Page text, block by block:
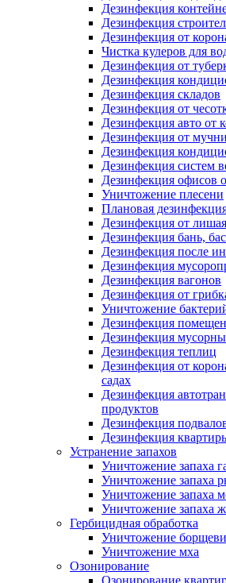
Дезинфекция
Дезинфекция
Дезинфекция от
Чистка кулеров для
Дезинфекция от
Дезинфекция
Дезинфекция складов
Дезинфекция от
Дезинфекция авто от
Дезинфекция от
Дезинфекция
Дезинфекция систем
Дезинфекция офисов
Уничтожение плесени
Плановая
Дезинфекция от лишая
Дезинфекция бань,
Дезинфекция после
Дезинфекция
Дезинфекция вагонов
Дезинфекция от
Уничтожение
Дезинфекция
Дезинфекция
Дезинфекция теплиц
Дезинфекция от
садах
Дезинфекция
продуктов
Дезинфекция
Дезинфекция
Устранение запахов
Уничтожение запаха
Уничтожение запаха
Уничтожение запаха
Уничтожение запаха
Гербицидная обработка
Уничтожение
Уничтожение мха
Озонирование
Озонирование